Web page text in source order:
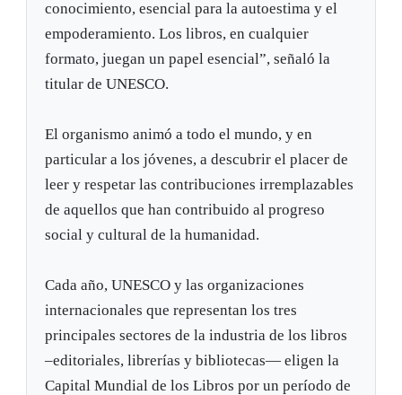
conocimiento, esencial para la autoestima y el
empoderamiento. Los libros, en cualquier
formato, juegan un papel esencial”, señaló la
titular de UNESCO.
El organismo animó a todo el mundo, y en
particular a los jóvenes, a descubrir el placer de
leer y respetar las contribuciones irremplazables
de aquellos que han contribuido al progreso
social y cultural de la humanidad.
Cada año, UNESCO y las organizaciones
internacionales que representan los tres
principales sectores de la industria de los libros
–editoriales, librerías y bibliotecas— eligen la
Capital Mundial de los Libros por un período de